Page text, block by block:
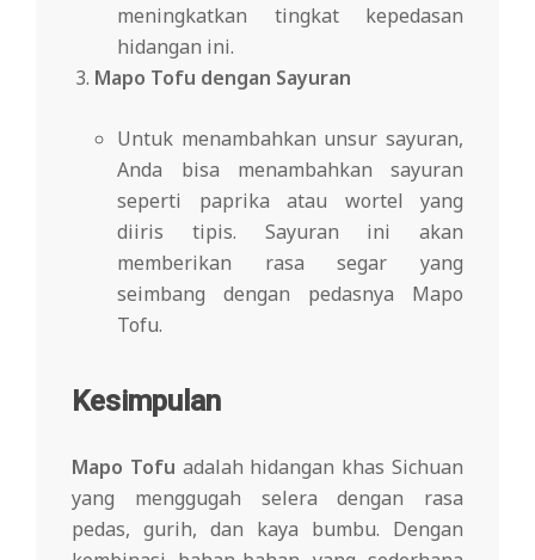
meningkatkan tingkat kepedasan
hidangan ini.
Mapo Tofu dengan Sayuran
Untuk menambahkan unsur sayuran,
Anda bisa menambahkan sayuran
seperti paprika atau wortel yang
diiris tipis. Sayuran ini akan
memberikan rasa segar yang
seimbang dengan pedasnya Mapo
Tofu.
Kesimpulan
Mapo Tofu adalah hidangan khas Sichuan
yang menggugah selera dengan rasa
pedas, gurih, dan kaya bumbu. Dengan